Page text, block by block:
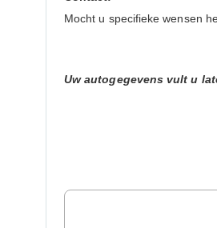
Mocht u specifieke wensen
Uw autogegevens vult u